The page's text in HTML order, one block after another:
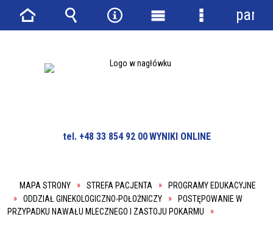
tel. +48 33 854 92 00WYNIKI ONLINE
MAPA STRONY STREFA PACJENTA
PROGRAMY EDUKACYJNE
ODDZIAŁ GINEKOLOGICZNO-POŁOŻNICZY
POSTĘPOWANIE W
PRZYPADKU NAWAŁU MLECZNEGO I ZASTOJU POKARMU
StronaWyszukiwarka
Narzędzia
Menu Menu
panel